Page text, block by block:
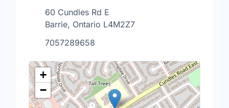
60 Cundles Rd E
Barrie, Ontario L4M2Z7
7057289658
+
−